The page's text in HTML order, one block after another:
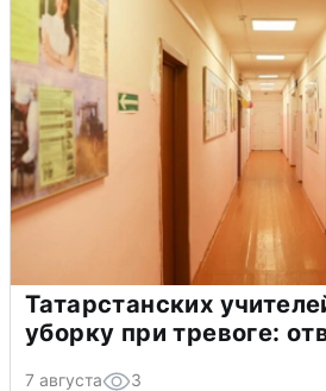
Татарстанских
уборку при тревоге:
7 августа 3